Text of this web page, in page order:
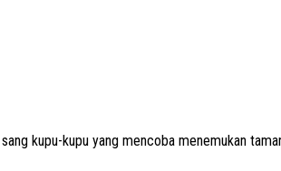
kupu-kupu yang mencoba menemukan